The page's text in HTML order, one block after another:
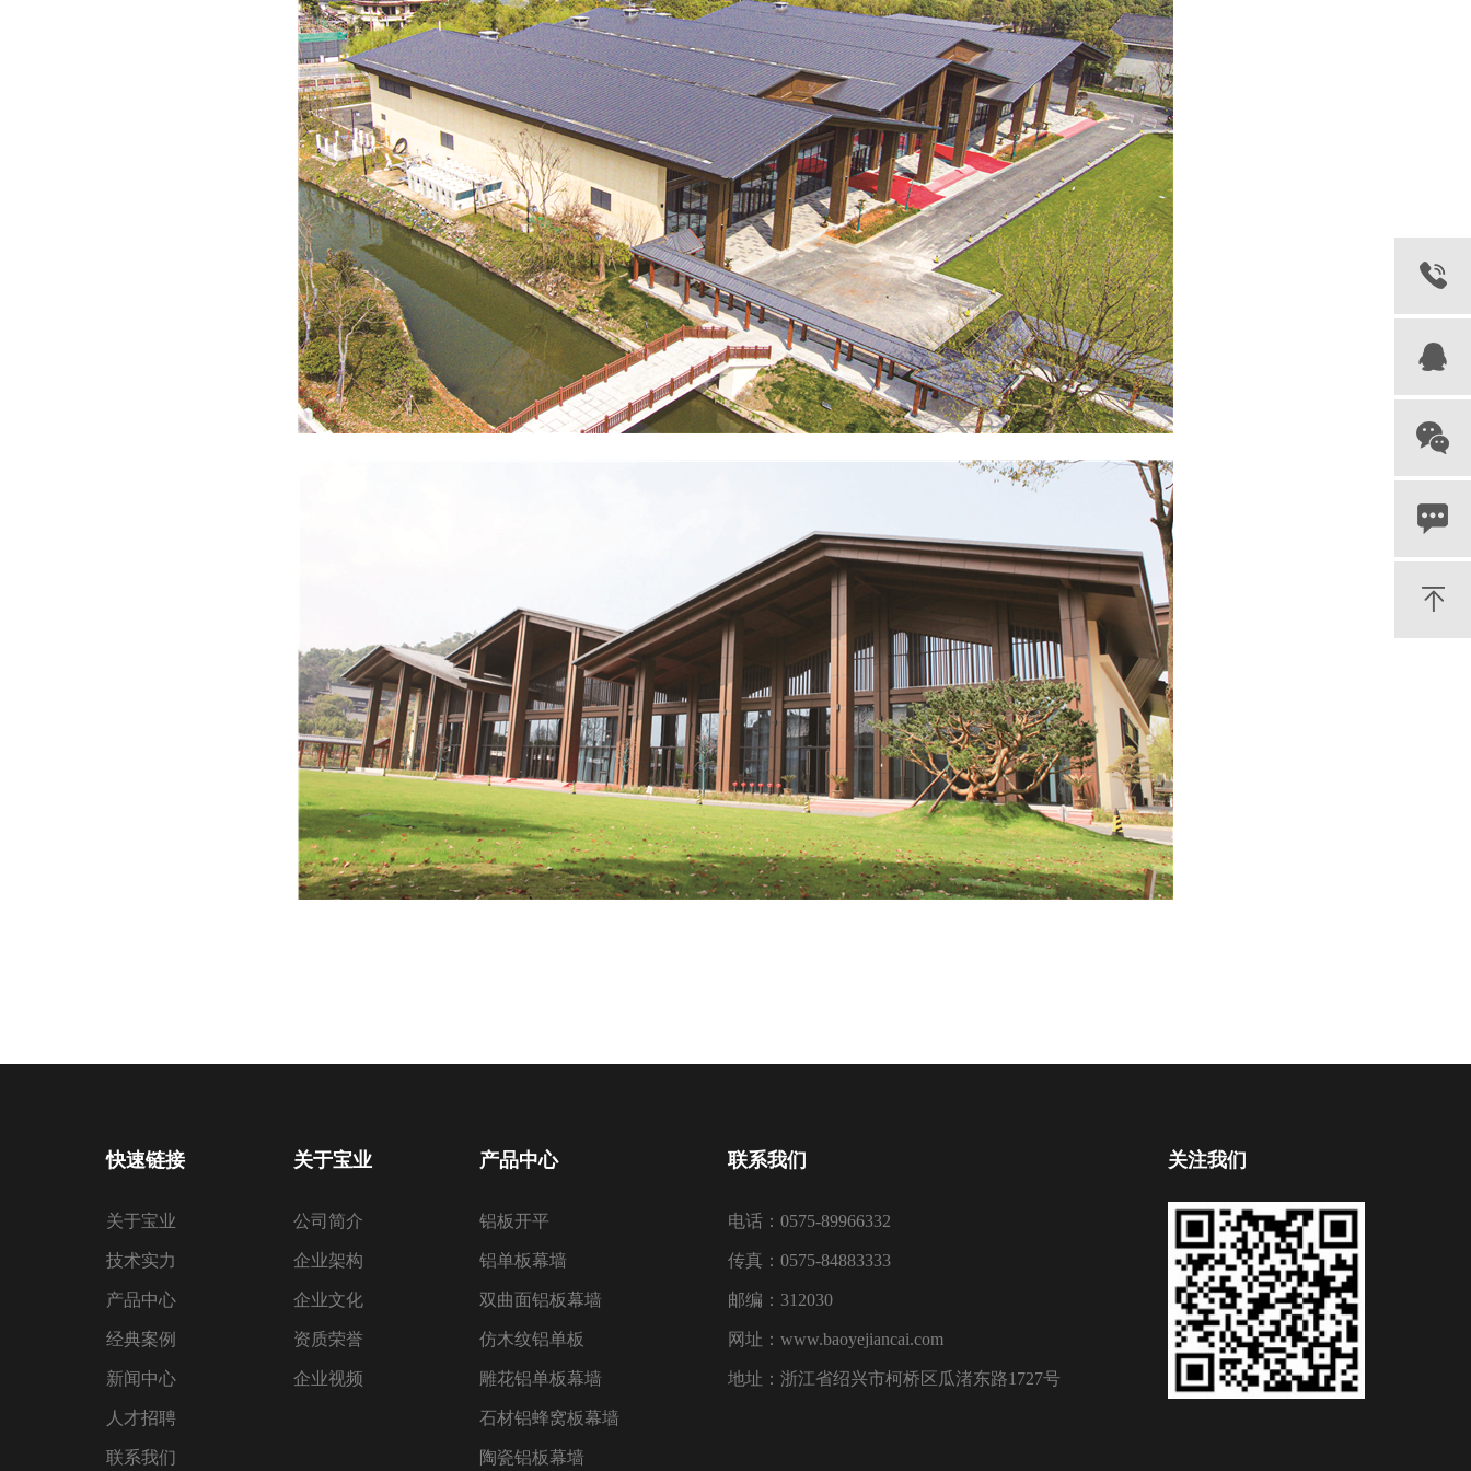
快速链接
关于宝业
技术实力
产品中心
经典案例
新闻中心
人才招聘
联系我们
关于宝业
公司简介
企业架构
企业文化
资质荣誉
企业视频
产品中心
铝板开平
铝单板幕墙
双曲面铝板幕墙
仿木纹铝单板
雕花铝单板幕墙
石材铝蜂窝板幕墙
陶瓷铝板幕墙
联系我们
电话：0575-89966332
传真：0575-84883333
邮编：312030
网址：www.baoyejiancai.com
地址：浙江省绍兴市柯桥区瓜渚东路1727号
关注我们